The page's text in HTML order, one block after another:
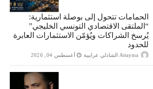
الحمامات تتحول إلى بوصلة استثمارية:
“الملتقى الاقتصادي التونسي الخليجي”
يُرسخ الشراكات ويُؤمّن الاستثمارات العابرة
للحدود
Attayma الشاذلي عرايبية أغسطس 04, 2026